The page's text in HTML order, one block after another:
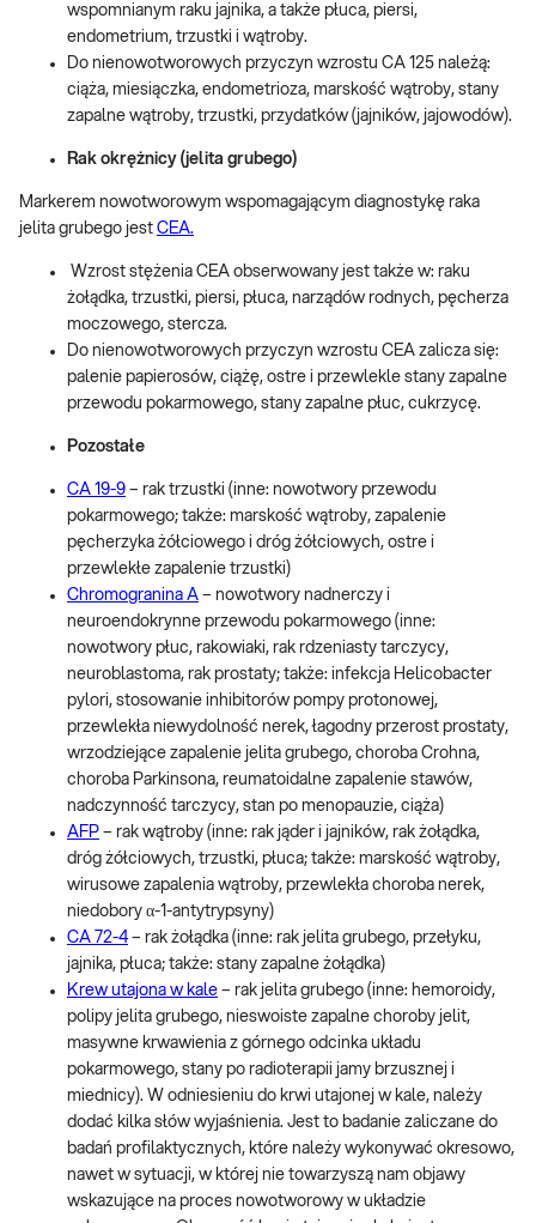
wspomnianym raku jajnika, a także płuca, piersi,
endometrium, trzustki i wątroby.
Do nienowotworowych przyczyn wzrostu CA 125 należą:
ciąża, miesiączka, endometrioza, marskość wątroby, stany
zapalne wątroby, trzustki, przydatków (jajników, jajowodów).
Rak okrężnicy (jelita grubego)
Markerem nowotworowym wspomagającym diagnostykę raka
jelita grubego jest CEA.
Wzrost stężenia CEA obserwowany jest także w: raku
żołądka, trzustki, piersi, płuca, narządów rodnych, pęcherza
moczowego, stercza.
Do nienowotworowych przyczyn wzrostu CEA zalicza się:
palenie papierosów, ciążę, ostre i przewlekle stany zapalne
przewodu pokarmowego, stany zapalne płuc, cukrzycę.
Pozostałe
CA 19-9 – rak trzustki (inne: nowotwory przewodu
pokarmowego; także: marskość wątroby, zapalenie
pęcherzyka żółciowego i dróg żółciowych, ostre i
przewlekłe zapalenie trzustki)
Chromogranina A – nowotwory nadnerczy i
neuroendokrynne przewodu pokarmowego (inne:
nowotwory płuc, rakowiaki, rak rdzeniasty tarczycy,
neuroblastoma, rak prostaty; także: infekcja Helicobacter
pylori, stosowanie inhibitorów pompy protonowej,
przewlekła niewydolność nerek, łagodny przerost prostaty,
wrzodziejące zapalenie jelita grubego, choroba Crohna,
choroba Parkinsona, reumatoidalne zapalenie stawów,
nadczynność tarczycy, stan po menopauzie, ciąża)
AFP – rak wątroby (inne: rak jąder i jajników, rak żołądka,
dróg żółciowych, trzustki, płuca; także: marskość wątroby,
wirusowe zapalenia wątroby, przewlekła choroba nerek,
niedobory α-1-antytrypsyny)
CA 72-4– rak żołądka (inne: rak jelita grubego, przełyku,
jajnika, płuca; także: stany zapalne żołądka)
Krew utajona w kale – rak jelita grubego (inne: hemoroidy,
polipy jelita grubego, nieswoiste zapalne choroby jelit,
masywne krwawienia z górnego odcinka układu
pokarmowego, stany po radioterapii jamy brzusznej i
miednicy). W odniesieniu do krwi utajonej w kale, należy
dodać kilka słów wyjaśnienia. Jest to badanie zaliczane do
badań profilaktycznych, które należy wykonywać okresowo,
nawet w sytuacji, w której nie towarzyszą nam objawy
wskazujące na proces nowotworowy w układzie